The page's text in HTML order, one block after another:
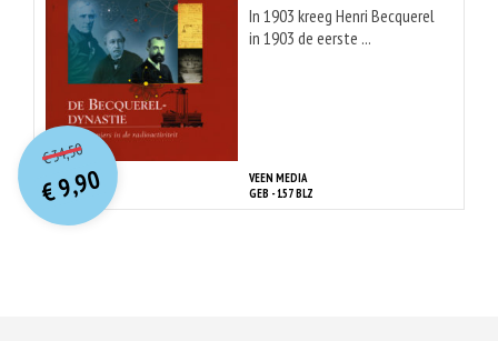
In 1903 kreeg Henri Becquerel
in 1903 de eerste ...
VEEN MEDIA
GEB - 157 BLZ
€34,50O
orspr
onkelijke
prijs
was:
€ 34,50.
€9,90
Huidige
prijs
is:
€ 9,90.